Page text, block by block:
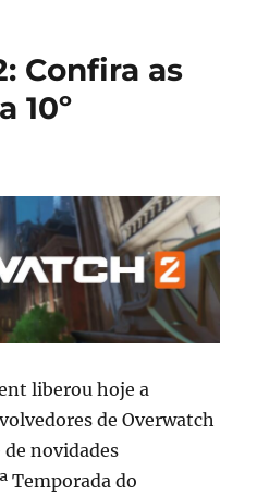
Confira as
10º
liberou hoje a
de Overwatch
novidades
Temporada do